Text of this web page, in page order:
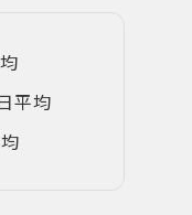
平均